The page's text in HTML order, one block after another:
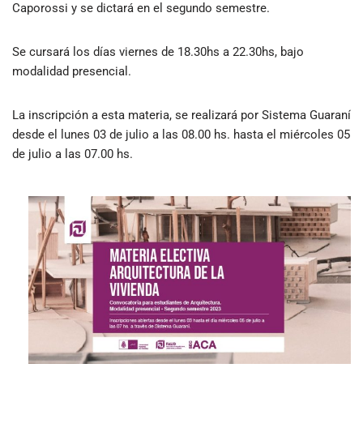
Caporossi y se dictará en el segundo semestre.
Se cursará los días viernes de 18.30hs a 22.30hs, bajo
modalidad presencial.
La inscripción a esta materia, se realizará por Sistema Guaraní
desde el lunes 03 de julio a las 08.00 hs. hasta el miércoles 05
de julio a las 07.00 hs.